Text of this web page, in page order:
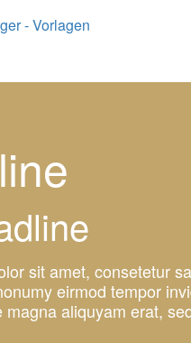
sit amet, consetetur
eirmod tempor
magna aliquyam erat,